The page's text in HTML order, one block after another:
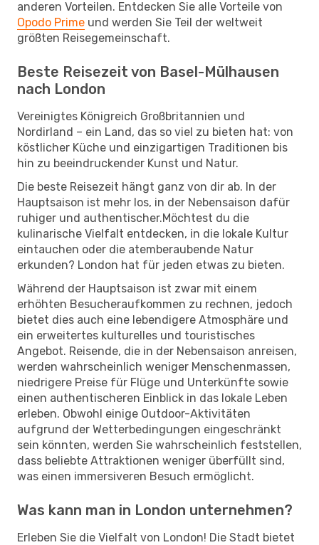
anderen Vorteilen. Entdecken Sie alle Vorteile von
Opodo Prime und werden Sie Teil der weltweit
größten Reisegemeinschaft.
Beste Reisezeit von Basel-Mülhausen
nach London
Vereinigtes Königreich Großbritannien und
Nordirland – ein Land, das so viel zu bieten hat: von
köstlicher Küche und einzigartigen Traditionen bis
hin zu beeindruckender Kunst und Natur.
Die beste Reisezeit hängt ganz von dir ab. In der
Hauptsaison ist mehr los, in der Nebensaison dafür
ruhiger und authentischer.Möchtest du die
kulinarische Vielfalt entdecken, in die lokale Kultur
eintauchen oder die atemberaubende Natur
erkunden? London hat für jeden etwas zu bieten.
Während der Hauptsaison ist zwar mit einem
erhöhten Besucheraufkommen zu rechnen, jedoch
bietet dies auch eine lebendigere Atmosphäre und
ein erweitertes kulturelles und touristisches
Angebot. Reisende, die in der Nebensaison anreisen,
werden wahrscheinlich weniger Menschenmassen,
niedrigere Preise für Flüge und Unterkünfte sowie
einen authentischeren Einblick in das lokale Leben
erleben. Obwohl einige Outdoor-Aktivitäten
aufgrund der Wetterbedingungen eingeschränkt
sein könnten, werden Sie wahrscheinlich feststellen,
dass beliebte Attraktionen weniger überfüllt sind,
was einen immersiveren Besuch ermöglicht.
Was kann man in London unternehmen?
Erleben Sie die Vielfalt von London! Die Stadt bietet